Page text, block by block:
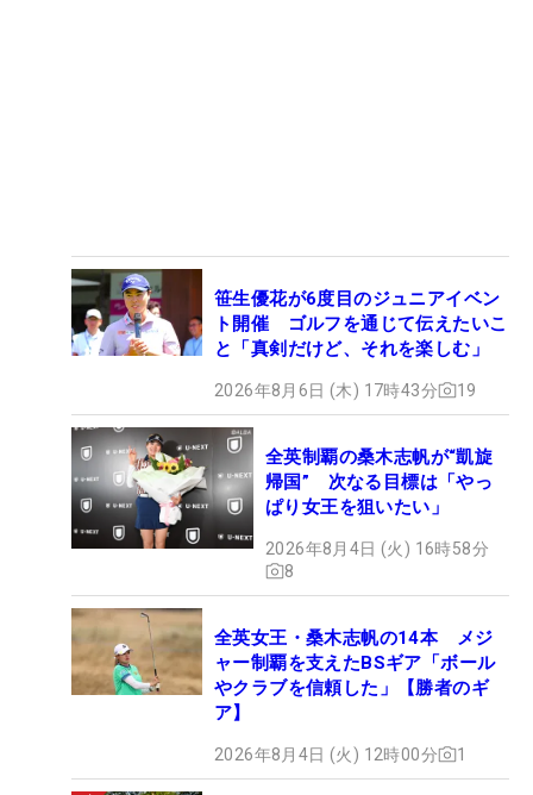
笹生優花が6度目のジュニアイベン
ト開催 ゴルフを通じて伝えたいこ
と「真剣だけど、それを楽しむ」
2026年8月6日 (木) 17時43分 19
全英制覇の桑木志帆が“凱旋
帰国” 次なる目標は「やっ
ぱり女王を狙いたい」
2026年8月4日 (火) 16時58分
8
全英女王・桑木志帆の14本 メジ
ャー制覇を支えたBSギア「ボール
やクラブを信頼した」【勝者のギ
ア】
2026年8月4日 (火) 12時00分 1